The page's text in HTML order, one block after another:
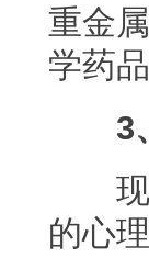
重金
学药
3、
现代
的心